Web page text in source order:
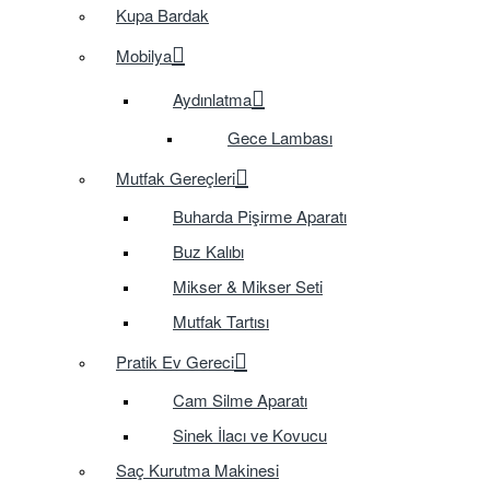
Kupa Bardak
Mobilya
Aydınlatma
Gece Lambası
Mutfak Gereçleri
Buharda Pişirme Aparatı
Buz Kalıbı
Mikser & Mikser Seti
Mutfak Tartısı
Pratik Ev Gereci
Cam Silme Aparatı
Sinek İlacı ve Kovucu
Saç Kurutma Makinesi